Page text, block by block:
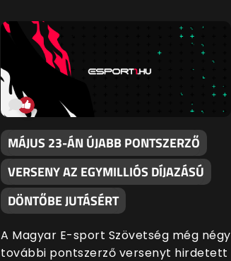
MÁJUS 23-ÁN ÚJABB PONTSZERZŐ
VERSENY AZ EGYMILLIÓS DÍJAZÁSÚ
DÖNTŐBE JUTÁSÉRT
A Magyar E-sport Szövetség még négy
további pontszerző versenyt hirdetett